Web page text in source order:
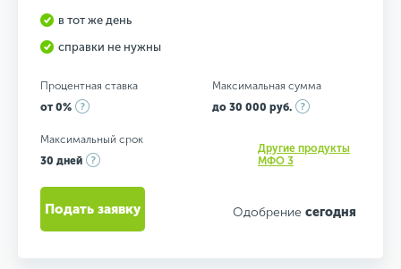
в тот же день
справки не нужны
Процентная ставка
от 0%
Максимальная сумма
до 30 000 руб.
Максимальный срок
30 дней
Другие продукты
МФО 3
Одобрение сегодня
Подать заявку